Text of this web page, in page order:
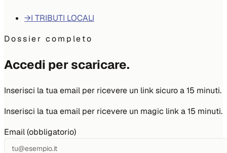
→I TRIBUTI LOCALI
Dossier completo
Accedi per scaricare.
Inserisci la tua email per ricevere un link sicuro a 15 minuti.
Inserisci la tua email per ricevere un magic link a 15 minuti.
Email (obbligatorio)